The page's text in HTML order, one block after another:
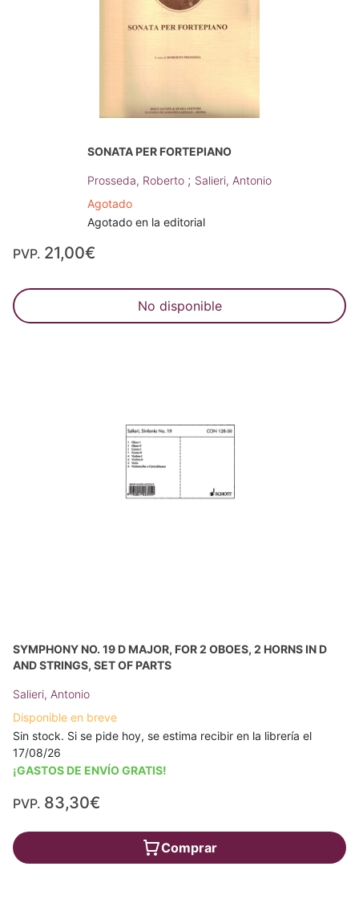
SONATA PER FORTEPIANO
Prosseda, Roberto ; Salieri, Antonio
Agotado
Agotado en la editorial
PVP. 21,00€
No disponible
SYMPHONY NO. 19 D MAJOR, FOR 2 OBOES, 2 HORNS IN D
AND STRINGS, SET OF PARTS
Salieri, Antonio
Disponible en breve
Sin stock. Si se pide hoy, se estima recibir en la librería el
17/08/26
¡GASTOS DE ENVÍO GRATIS!
PVP. 83,30€
Comprar